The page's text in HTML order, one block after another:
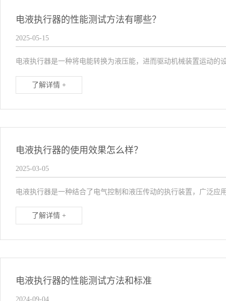
电液执行器的性能测试方法有哪些？
2025-05-15
电液执行器是一种将电能转换为液压能，进而驱动机械装置运动
了解详情 +
电液执行器的使用效果怎么样？
2025-03-05
电液执行器是一种结合了电气控制和液压传动的执行装置，广泛
了解详情 +
电液执行器的性能测试方法和标准
2024-09-04